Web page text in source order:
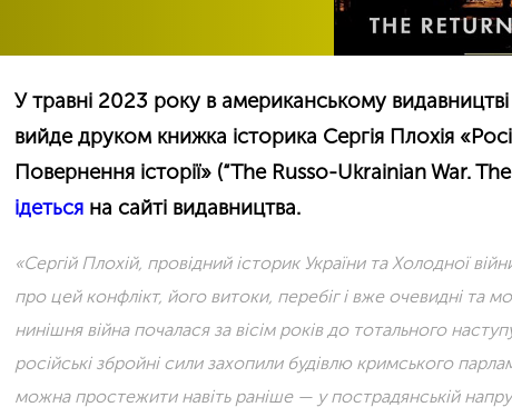
У травні 2023 року в американському
вийде друком книжка історика Сергія Плохія
Повернення історії» (“The Russo-Ukrainian War.
ідеться на сайті видавництва.
«Сергій Плохій, провідний історик України та Холодної
про цей конфлікт, його витоки, перебіг і вже очевидні та
нинішня війна почалася за вісім років до тотального
російські збройні сили захопили будівлю кримського
можна простежити навіть раніше — у пострадянській